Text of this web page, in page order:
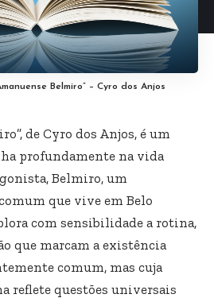
Belmiro” – Cyro dos Anjos
de Cyro dos Anjos, é um
profundamente na vida
Belmiro, um
que vive em Belo
com sensibilidade a rotina,
que marcam a existência
comum, mas cuja
reflete questões universais